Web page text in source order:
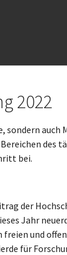
2022
sondern
des
bei.
der
Jahr
und
für